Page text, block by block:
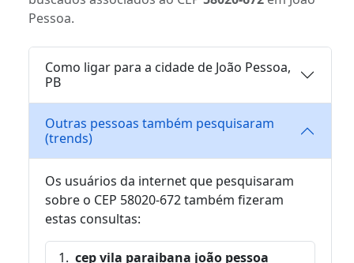
Pessoa.
Como ligar para a cidade de João Pessoa,
PB
Outras pessoas também pesquisaram
(trends)
Os usuários da internet que pesquisaram
sobre o CEP 58020-672 também fizeram
estas consultas:
cep vila paraibana joão pessoa